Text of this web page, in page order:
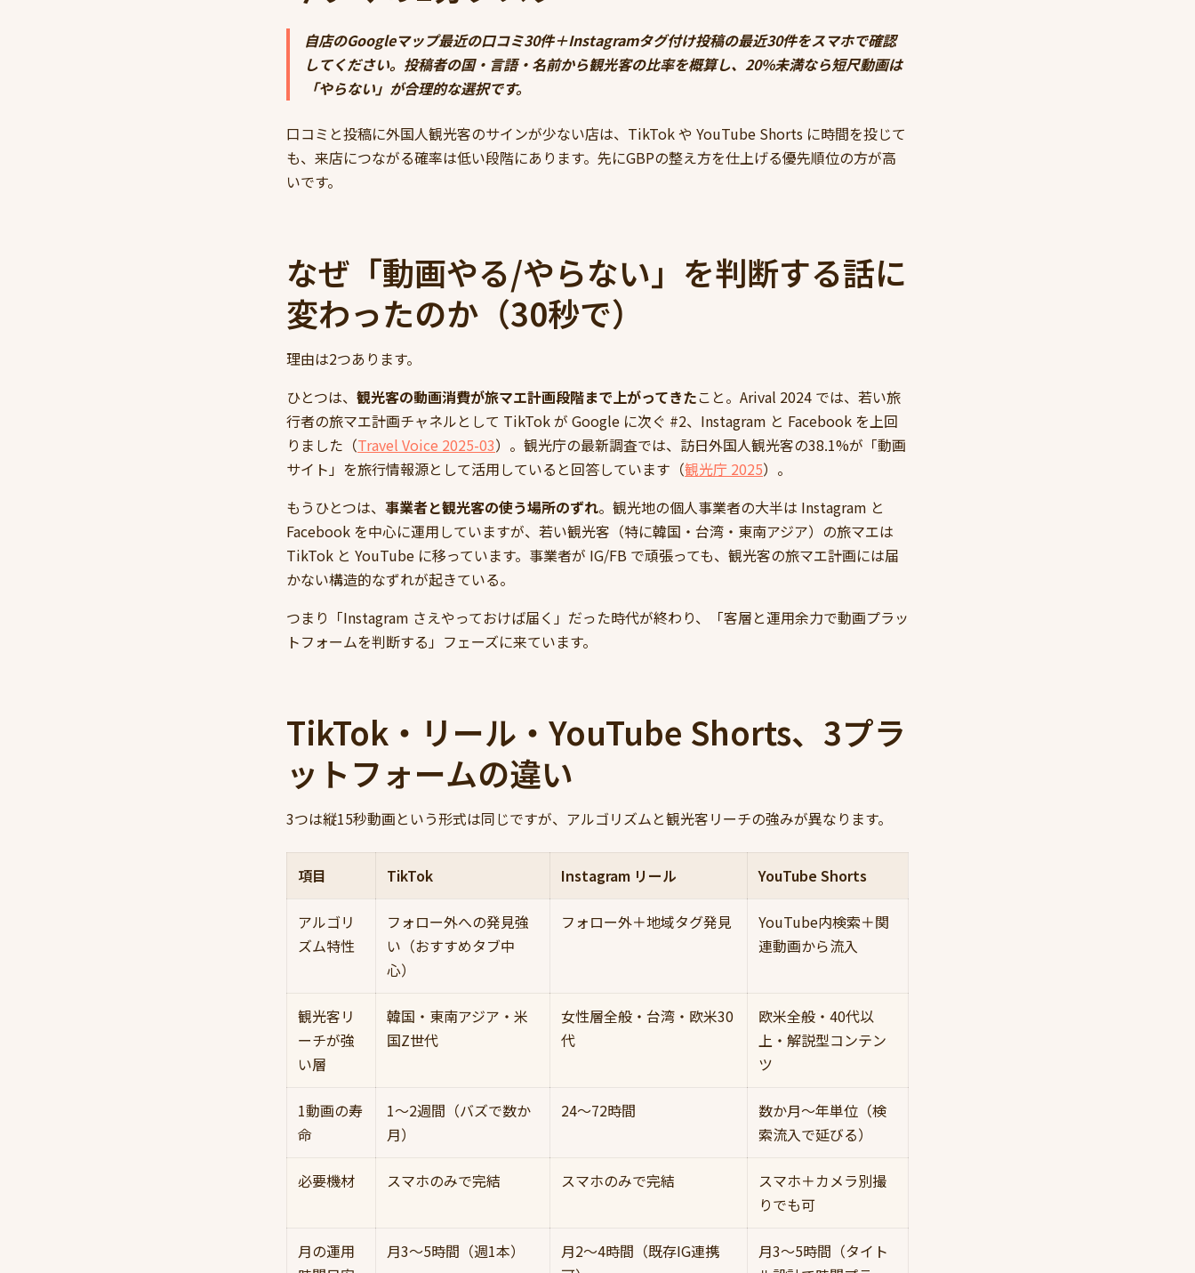
自店のGoogleマップ最近の口コミ30件＋Instagramタグ付け投稿の最近30件をスマホで確認
してください。投稿者の国・言語・名前から観光客の比率を概算し、20%未満なら短尺動画は
「やらない」が合理的な選択です。
口コミと投稿に外国人観光客のサインが少ない店は、TikTok や YouTube Shorts に時間を投じて
も、来店につながる確率は低い段階にあります。先にGBPの整え方を仕上げる優先順位の方が高
いです。
なぜ「動画やる/やらない」を判断する話に
変わったのか（30秒で）
理由は2つあります。
ひとつは、 観光客の動画消費が旅マエ計画段階まで上がってきたこと。Arival 2024 では、若い旅
行者の旅マエ計画チャネルとして TikTok が Google に次ぐ #2、Instagram と Facebook を上回
りました（Travel Voice 2025-03）。観光庁の最新調査では、訪日外国人観光客の38.1%が「動画
サイト」を旅行情報源として活用していると回答しています（観光庁 2025）。
もうひとつは、 事業者と観光客の使う場所のずれ。観光地の個人事業者の大半は Instagram と
Facebook を中心に運用していますが、若い観光客（特に韓国・台湾・東南アジア）の旅マエは
TikTok と YouTube に移っています。事業者が IG/FB で頑張っても、観光客の旅マエ計画には届
かない構造的なずれが起きている。
つまり「Instagram さえやっておけば届く」だった時代が終わり、「客層と運用余力で動画プラッ
トフォームを判断する」フェーズに来ています。
TikTok・リール・YouTube Shorts、3プラ
ットフォームの違い
3つは縦15秒動画という形式は同じですが、アルゴリズムと観光客リーチの強みが異なります。
項目 TikTok Instagram リール YouTube Shorts
アルゴリ
ズム特性
フォロー外への発見強
い（おすすめタブ中
心）
フォロー外＋地域タグ発見
YouTube内検索＋関
連動画から流入
観光客リ
ーチが強
い層
韓国・東南アジア・米
国Z世代
女性層全般・台湾・欧米30
代
欧米全般・40代以
上・解説型コンテン
ツ
1動画の寿
命
1〜2週間（バズで数か
月）
24〜72時間
数か月〜年単位（検
索流入で延びる）
必要機材 スマホのみで完結 スマホのみで完結
スマホ＋カメラ別撮
りでも可
月の運用
月3〜5時間（週1本）
月2〜4時間（既存IG連携
月3〜5時間（タイト